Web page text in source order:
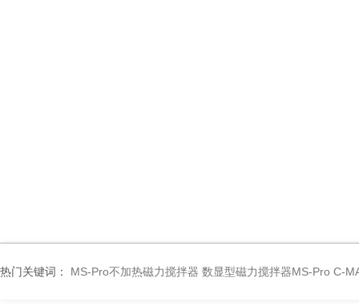
热门关键词： MS-Pro不加热磁力搅拌器 数显型磁力搅拌器MS-Pro C-